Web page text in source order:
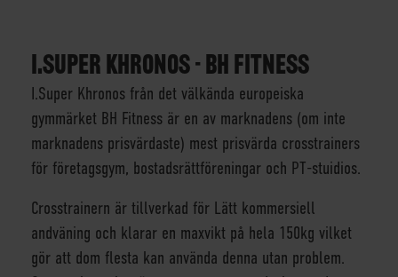
I.SUPER KHRONOS - BH FITNESS
I.Super Khronos från det välkända europeiska
gymmärket BH Fitness är en av marknadens (om inte
marknadens prisvärdaste) mest prisvärda crosstrainers
för företagsgym, bostadsrättföreningar och PT-stuidios.
Crosstrainern är tillverkad för Lätt kommersiell
andväning och klarar en maxvikt på hela 150kg vilket
gör att dom flesta kan använda denna utan problem.